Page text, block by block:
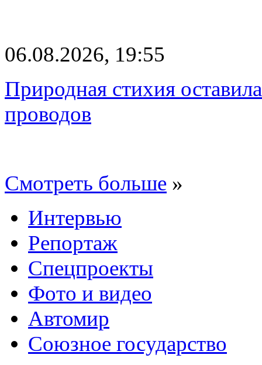
06.08.2026, 19:55
Природная стихия
проводов
Смотреть больше »
Интервью
Репортаж
Спецпроекты
Фото и видео
Автомир
Союзное государство